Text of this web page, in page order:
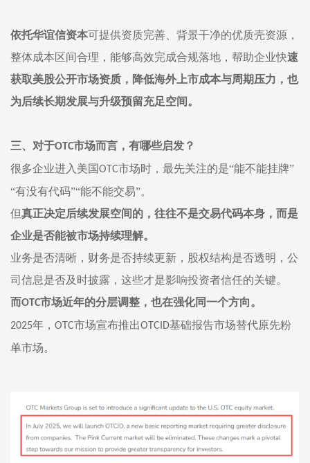
依托华谊信资本可提供资质完善、背景干净的优质壳资源，
整体成本区间合理，能够高效完成合规落地，帮助企业快速
获取美股公开市场资质，降低海外上市成本与周期压力，也
为后续长期发展与升级预留充足空间。
三、对于OTC市场而言，有哪些启发？
很多企业进入美国OTC市场时，最先关注的是“能不能挂牌”
“有没有代码”“能不能交易”。
但真正决定后续发展空间的，往往不是交易代码本身，而是
企业是否能被市场持续理解。
业务是否清晰，财务是否持续更新，股权结构是否透明，公
司信息是否及时披露，这些才是影响投资者信任的关键。
而OTC市场近年的分层调整，也在强化同一个方向。
2025年， OTC市场宣布推出OTCID基础报告市场替代原先粉
单市场。